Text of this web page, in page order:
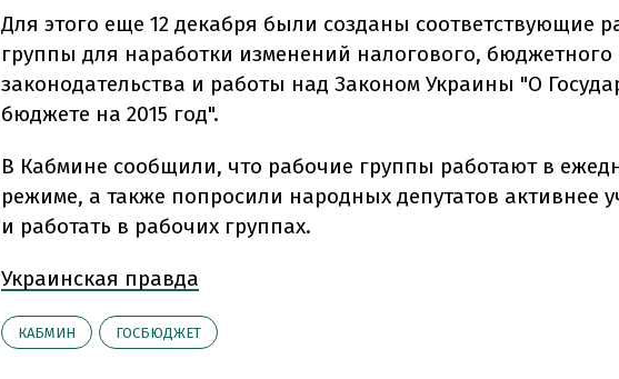
Для этого еще 12 декабря были созданы соответствующие
группы для наработки изменений налогового, бюджетного
законодательства и работы над Законом Украины "О
бюджете на 2015 год".
В Кабмине сообщили, что рабочие группы работают в
режиме, а также попросили народных депутатов активнее
и работать в рабочих группах.
Украинская правда
КАБМИН ГОСБЮДЖЕТ